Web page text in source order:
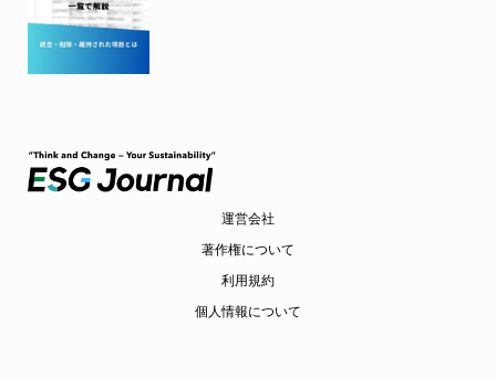
運営会社
著作権について
利用規約
個人情報について